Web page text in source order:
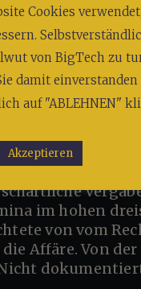
Regress?
Wer einen
Karriere
Intern
Projekte, wenig
im hohen
von vom
Affäre. Von der
Cookies
von BigTech zu
damit einverstanden
auf "ABLEHNEN"
Akzeptieren